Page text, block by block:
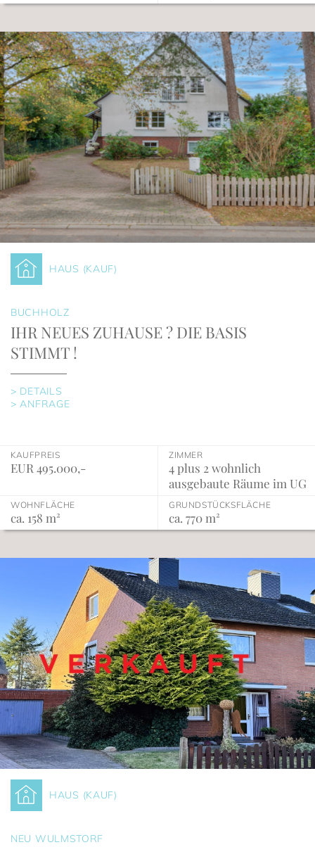
HAUS (KAUF)
BUCHHOLZ
IHR NEUES ZUHAUSE ? DIE BASIS
STIMMT !
> DETAILS
> ANFRAGE
KAUFPREIS
EUR 495.000,-
ZIMMER
4 plus 2 wohnlich
ausgebaute Räume im UG
WOHNFLÄCHE
ca. 158 m²
GRUNDSTÜCKSFLÄCHE
ca. 770 m²
HAUS (KAUF)
NEU WULMSTORF